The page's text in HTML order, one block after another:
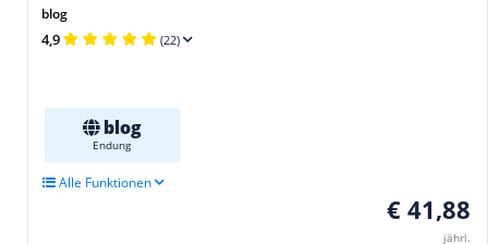
blog
4,9 (22)
blog
Endung
Alle Funktionen
€ 41,88
jährl.